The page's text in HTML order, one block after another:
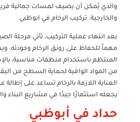
والذي يُمكن أن يضيف لمسات جمالية
والخارجية. تركيب الرخام في ابوظبي
بعد انتهاء عملية التركيب، تأتي مرحلة
مهماً للحفاظ على رونق الرخام وجودته.
المنتظم باستخدام منظفات مناسبة،
من المواد الواقية لحماية السطح من
العناية اللازمة بالرخام تساعد على إطالة
يجعله استثمارًا جيدًا في مشاريع البناء
حداد في أبوظبي